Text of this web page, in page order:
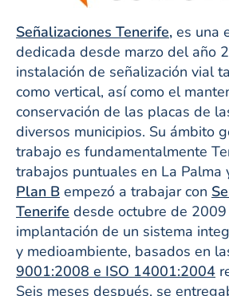
Señalizaciones Tenerife, es una
dedicada desde marzo del año
instalación de señalización vial
como vertical, así como el
conservación de las placas de
diversos municipios. Su ámbito
trabajo es fundamentalmente
trabajos puntuales en La Palma
Plan B empezó a trabajar con
Tenerife desde octubre de
implantación de un sistema
y medioambiente, basados en
9001:2008 e ISO 14001:2004
Seis meses después, se